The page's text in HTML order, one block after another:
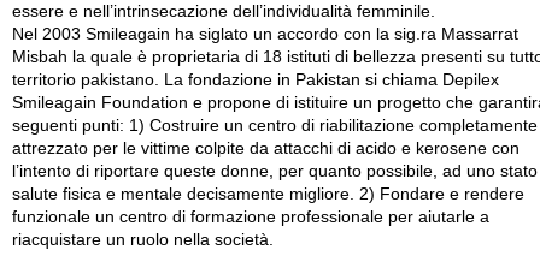
essere e nell’intrinsecazione dell’individualità femminile.
Nel 2003 Smileagain ha siglato un accordo con la sig.ra Massarrat
Misbah la quale è proprietaria di 18 istituti di bellezza presenti su
territorio pakistano. La fondazione in Pakistan si chiama Depilex
Smileagain Foundation e propone di istituire un progetto che
seguenti punti: 1) Costruire un centro di riabilitazione completamente
attrezzato per le vittime colpite da attacchi di acido e kerosene con
l’intento di riportare queste donne, per quanto possibile, ad uno
salute fisica e mentale decisamente migliore. 2) Fondare e rendere
funzionale un centro di formazione professionale per aiutarle a
riacquistare un ruolo nella società.